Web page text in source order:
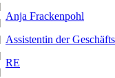
Anja Frackenpohl
Assistentin der
RE